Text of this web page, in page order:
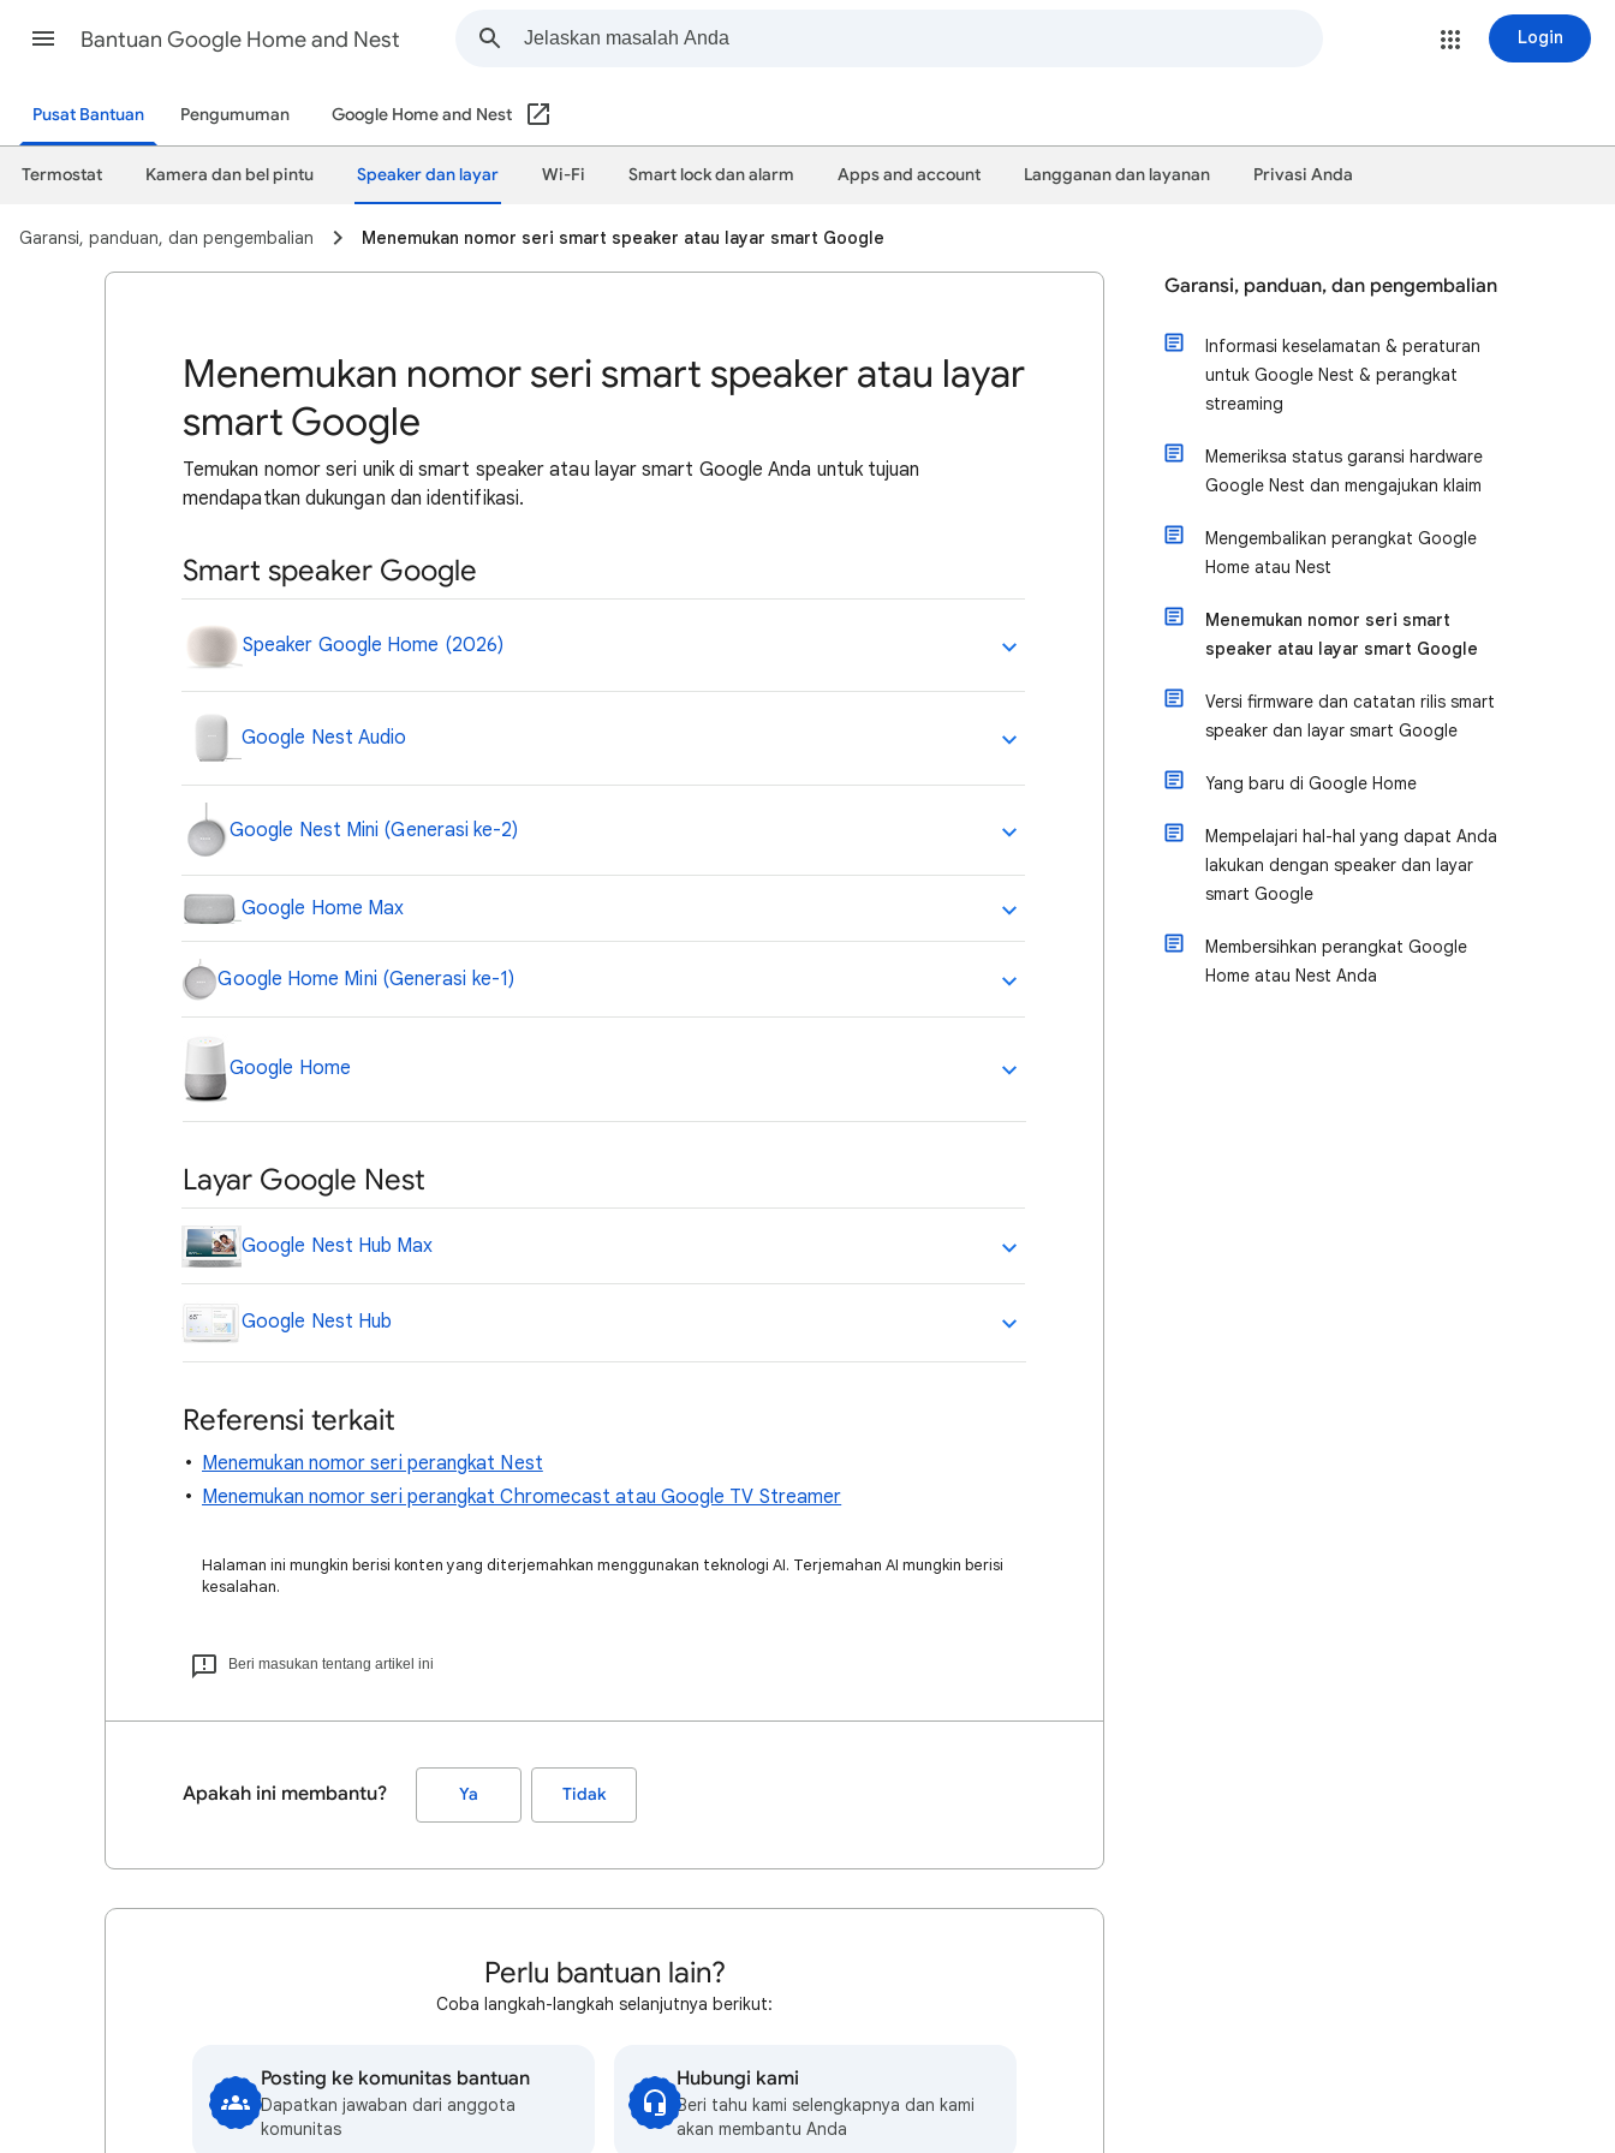
Bantuan Google Home and Nest Login
Pusat Bantuan Pengumuman Google Home and Nest
Termostat Kamera dan bel pintu Speaker dan layar Wi-Fi Smart lock dan alarm Apps and account Langganan dan layanan Privasi Anda
Garansi, panduan, dan pengembalian Menemukan nomor seri smart speaker atau layar smart Google
Menemukan nomor seri smart speaker atau layar
smart Google
Temukan nomor seri unik di smart speaker atau layar smart Google Anda untuk tujuan
mendapatkan dukungan dan identifikasi.
Smart speaker Google
Speaker Google Home (2026)
Google Nest Audio
Google Nest Mini (Generasi ke-2)
Google Home Max
Google Home Mini (Generasi ke-1)
Google Home
Layar Google Nest
Google Nest Hub Max
Google Nest Hub
Referensi terkait
Menemukan nomor seri perangkat Nest
Menemukan nomor seri perangkat Chromecast atau Google TV Streamer
Halaman ini mungkin berisi konten yang diterjemahkan menggunakan teknologi AI. Terjemahan AI mungkin berisi
kesalahan.
Beri masukan tentang artikel ini
Apakah ini membantu? Ya Tidak
Perlu bantuan lain?
Coba langkah-langkah selanjutnya berikut:
Posting ke komunitas bantuan
Dapatkan jawaban dari anggota
komunitas
Hubungi kami
Beri tahu kami selengkapnya dan kami
akan membantu Anda
Garansi, panduan, dan pengembalian
Informasi keselamatan & peraturan
untuk Google Nest & perangkat
streaming
Memeriksa status garansi hardware
Google Nest dan mengajukan klaim
Mengembalikan perangkat Google
Home atau Nest
Menemukan nomor seri smart
speaker atau layar smart Google
Versi firmware dan catatan rilis smart
speaker dan layar smart Google
Yang baru di Google Home
Mempelajari hal-hal yang dapat Anda
lakukan dengan speaker dan layar
smart Google
Membersihkan perangkat Google
Home atau Nest Anda